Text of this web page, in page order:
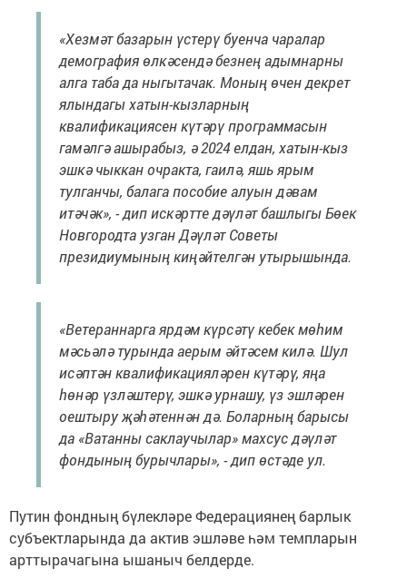
«Хезмәт базарын үстерү буенча чаралар
демография өлкәсендә безнең адымнарны
алга таба да ныгытачак. Моның өчен декрет
ялындагы хатын-кызларның
квалификациясен күтәрү программасын
гамәлгә ашырабыз, ә 2024 елдан, хатын-кыз
эшкә чыккан очракта, гаилә, яшь ярым
тулганчы, балага пособие алуын дәвам
итәчәк», - дип искәртте дәүләт башлыгы Бөек
Новгородта узган Дәүләт Советы
президиумының киңәйтелгән утырышында.
«Ветераннарга ярдәм күрсәтү кебек мөһим
мәсьәлә турында аерым әйтәсем килә. Шул
исәптән квалификацияләрен күтәрү, яңа
һөнәр үзләштерү, эшкә урнашу, үз эшләрен
оештыру җәһәтеннән дә. Боларның барысы
да «Ватанны саклаучылар» махсус дәүләт
фондының бурычлары», - дип өстәде ул.
Путин фондның бүлекләре Федерациянең барлык
субъектларында да актив эшләве һәм темпларын
арттырачагына ышаныч белдерде.